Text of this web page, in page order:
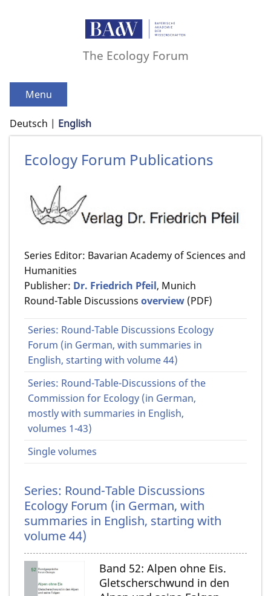
The Ecology Forum
Menu
Deutsch English
Ecology Forum Publications
Series Editor: Bavarian Academy of Sciences and
Humanities
Publisher: Dr. Friedrich Pfeil, Munich
Round-Table Discussions overview (PDF)
Series: Round-Table Discussions Ecology
Forum (in German, with summaries in
English, starting with volume 44)
Series: Round-Table-Discussions of the
Commission for Ecology (in German,
mostly with summaries in English,
volumes 1-43)
Single volumes
Series: Round-Table Discussions
Ecology Forum (in German, with
summaries in English, starting with
volume 44)
Band 52: Alpen ohne Eis.
Gletscherschwund in den